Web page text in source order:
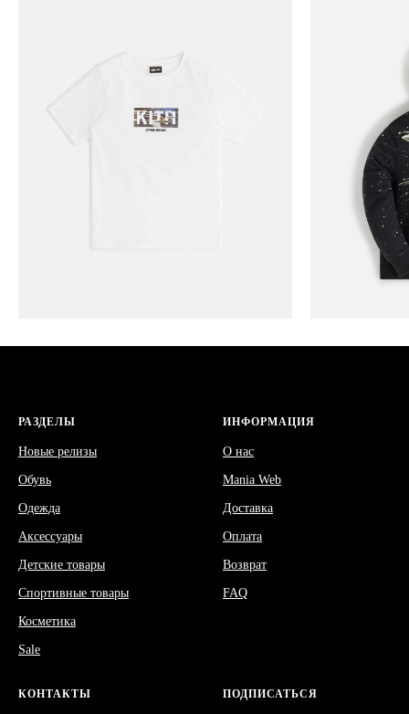
РАЗДЕЛЫ
Новые релизы
Обувь
Одежда
Аксессуары
Детские товары
Спортивные товары
Косметика
Sale
ИНФОРМАЦИЯ
О нас
Mania Web
Доставка
Оплата
Возврат
FAQ
КОНТАКТЫ ПОДПИСАТЬСЯ